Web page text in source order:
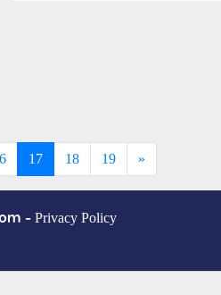
17 18 19 »
- Privacy Policy